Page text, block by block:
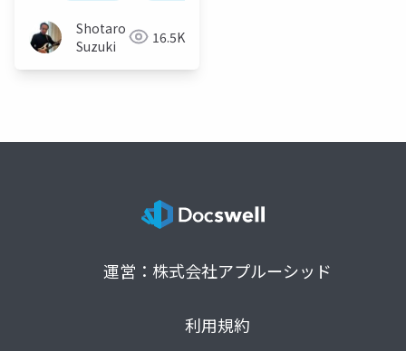
Shotaro
Suzuki
16.5K
運営：株式会社アプルーシッド
利用規約